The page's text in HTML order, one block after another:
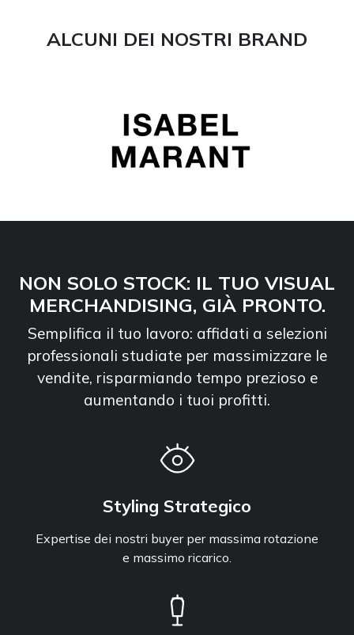
ALCUNI DEI NOSTRI BRAND
NON SOLO STOCK: IL TUO VISUAL
MERCHANDISING, GIÀ PRONTO.
Semplifica il tuo lavoro: affidati a selezioni
professionali studiate per massimizzare le
vendite, risparmiando tempo prezioso e
aumentando i tuoi profitti.
Styling Strategico
Expertise dei nostri buyer per massima rotazione
e massimo ricarico.